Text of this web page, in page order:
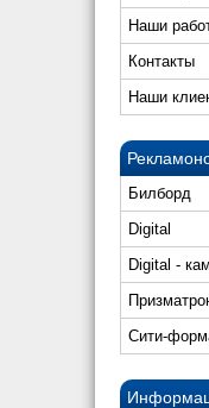
Наши
Контакты
Наши
Билборд
Digital
Digital -
Сити-